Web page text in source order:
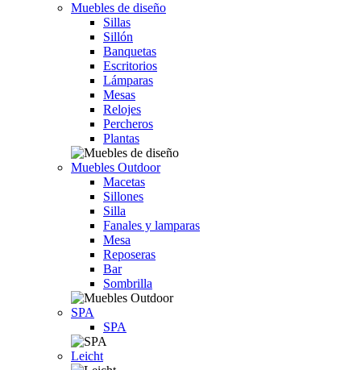
Muebles de diseño
Sillas
Sillón
Banquetas
Escritorios
Lámparas
Mesas
Relojes
Percheros
Plantas
Muebles Outdoor
Macetas
Sillones
Silla
Fanales y lamparas
Mesa
Reposeras
Bar
Sombrilla
SPA
SPA
Leicht